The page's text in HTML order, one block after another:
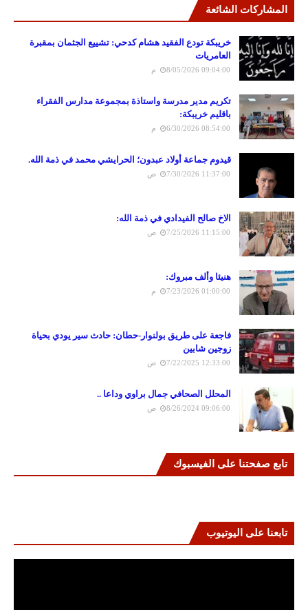
المشاركات الشائعة
خريبكة تودع الفقيد هشام كدحي: تشييع الجثمان بمقبرة
العامريات
8/05/2026 09:04:00 م
تكريم مدير مدرسة واستاذة بمجموعة مدارس الفقراء
باقليم خريبكة:
6/30/2026 08:54:00 م
قيدوم جماعة أولاد عبدون؛ الحرايشي محمد في ذمة الله.
7/30/2026 11:37:00 ص
الاخ صالح الفيدادي في ذمة الله:
7/25/2026 11:15:00 ص
هنيئا وألف مبروك:
7/23/2026 01:00:00 م
فاجعة على طريق بولنوار-حطان: حادث سير يودي بحياة
زوجين شابين
7/22/2025 12:33:00 ص
المحلل الصحافي جمال براوي وداعا ..
8/26/2024 09:06:00 ص
تابع صفحتنا على الفيسبوك
تابعنا على اليوتيوب